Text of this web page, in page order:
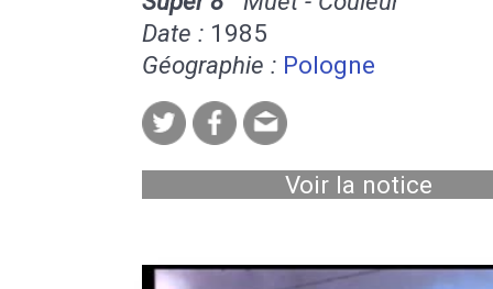
Date : 1985
Géographie : Pologne
Voir la notice